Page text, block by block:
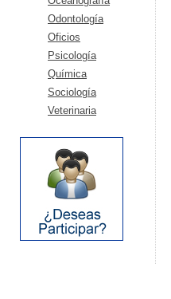
Odontología
Oficios
Psicología
Química
Sociología
Veterinaria